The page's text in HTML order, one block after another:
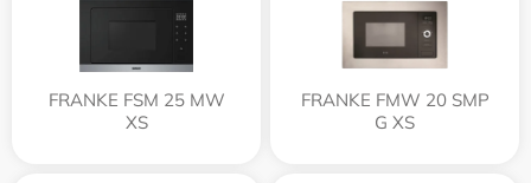
FRANKE FSM 25 MW
XS
FRANKE FMW 20 SMP
G XS